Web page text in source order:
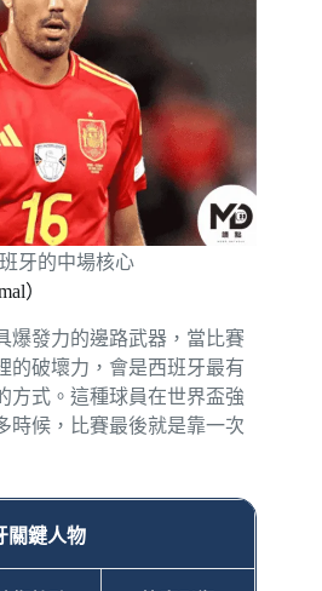
牙的中場核心
）
爆發力的邊路武器，當比賽
的破壞力，會是西班牙最有
方式。這種球員在世界盃強
時候，比賽最後就是靠一次
關鍵人物